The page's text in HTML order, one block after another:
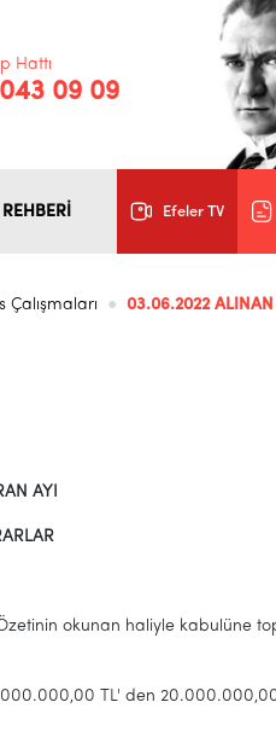
Hattı
09 09
Efeler TV
Çalışmaları 03.06.2022 ALINAN
AYI
okunan haliyle kabulüne
TL' den